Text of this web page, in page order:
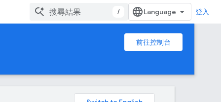
/ 登入
前往控制台